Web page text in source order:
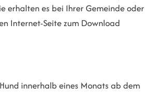
erhalten es bei Ihrer Gemeinde oder
Internet-Seite zum Download
innerhalb eines Monats ab dem